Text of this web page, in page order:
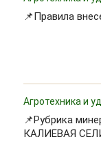
📌Правила
Агротехника и
📌Рубрика
КАЛИЕВАЯ